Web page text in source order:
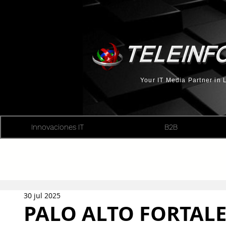
Your IT Media Partner in
Innovaciones IT B2B
PALO ALTO
30 jul 2025